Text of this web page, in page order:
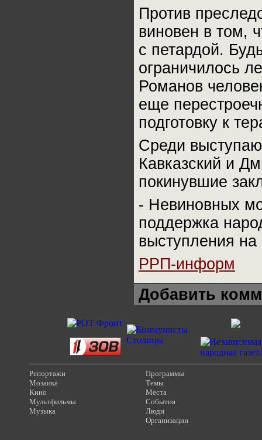
Против
виновен в том,
с петардой.
ограничилось
Романов
еще
подготовку к
Среди
Кавказский и
покинувшие
- Невиновных
поддержка
выступления на
РРП-информ
Добавить
Репортажи
Мозаика
Кино
Мультфильмы
Музыка
Программы
Темы
Места
События
Люди
Организации